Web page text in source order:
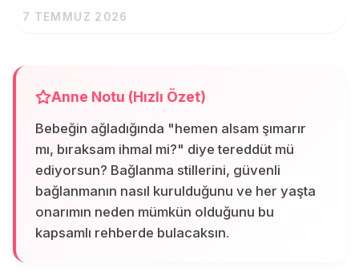
7 TEMMUZ 2026
Anne Notu (Hızlı Özet)
Bebeğin ağladığında "hemen alsam şımarır
mı, bıraksam ihmal mi?" diye tereddüt mü
ediyorsun? Bağlanma stillerini, güvenli
bağlanmanın nasıl kurulduğunu ve her yaşta
onarımın neden mümkün olduğunu bu
kapsamlı rehberde bulacaksın.